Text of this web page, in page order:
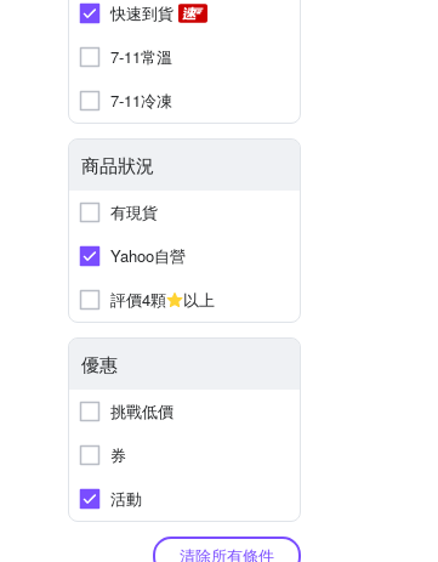
快速到貨
7-11常溫
7-11冷凍
商品狀況
有現貨
Yahoo自營
評價4顆
以上
優惠
挑戰低價
券
活動
清除所有條件